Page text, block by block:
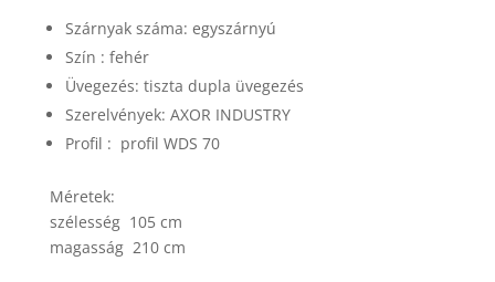
Szárnyak száma: egyszárnyú
Szín : fehér
Üvegezés: tiszta dupla üvegezés
Szerelvények: AXOR INDUSTRY
Profil : profil WDS 70
Méretek:
szélesség 105 cm
magasság 210 cm
In order for
us to